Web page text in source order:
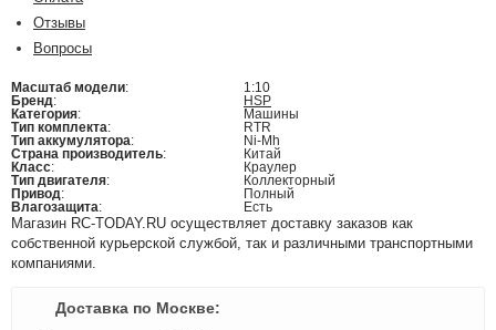
Отзывы
Вопросы
Масштаб модели:
1:10
Бренд:
HSP
Категория:
Машины
Тип комплекта:
RTR
Тип аккумулятора:
Ni-Mh
Страна производитель:
Китай
Класс:
Краулер
Тип двигателя:
Коллекторный
Привод:
Полный
Влагозащита: Есть
Магазин RC-TODAY.RU осуществляет доставку заказов как
собственной курьерской службой, так и различными транспортными
компаниями.
Доставка по Москве: